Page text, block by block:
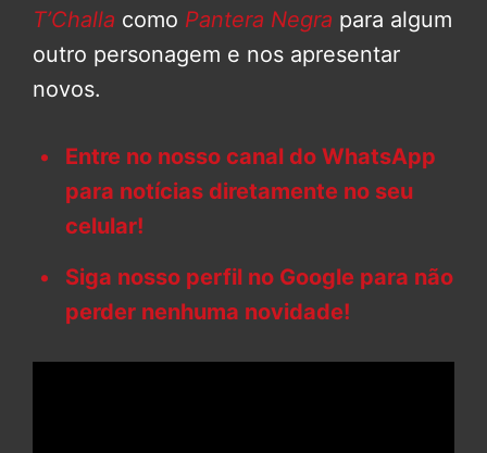
T’Challa como Pantera Negra para algum
outro personagem e nos apresentar
novos.
Entre no nosso canal do WhatsApp
para notícias diretamente no seu
celular!
Siga nosso perfil no Google para não
perder nenhuma novidade!